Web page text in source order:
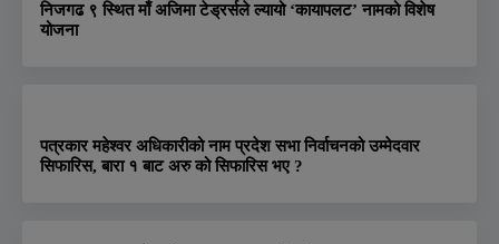
निजगढ ९ स्थित माँ अजिमा टेड्रर्सले ल्यायो ‘कायापलट’ नामको विशेष
योजना
पत्रकार महेश्वर अधिकारीको नाम प्रदेश सभा निर्वाचनको उम्मेदवार
सिफारिस, बारा १ बाट अरु को सिफारिस भए ?